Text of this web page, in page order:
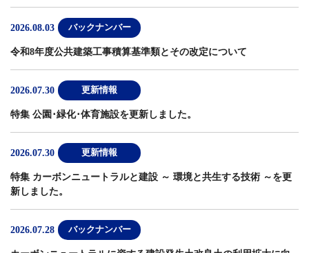
2026.08.03 バックナンバー
令和8年度公共建築工事積算基準類とその改定について
2026.07.30 更新情報
特集 公園･緑化･体育施設を更新しました。
2026.07.30 更新情報
特集 カーボンニュートラルと建設 ～ 環境と共生する技術 ～ を更
新しました。
2026.07.28 バックナンバー